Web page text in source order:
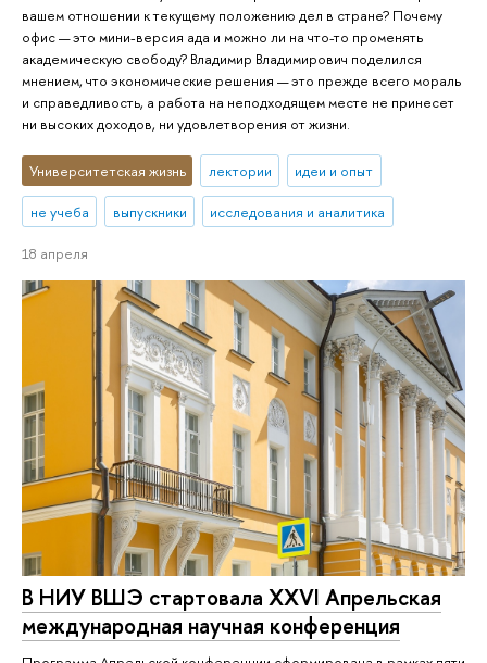
вашем отношении к текущему положению дел в стране? Почему
офис — это мини-версия ада и можно ли на что-то променять
академическую свободу? Владимир Владимирович поделился
мнением, что экономические решения — это прежде всего мораль
и справедливость, а работа на неподходящем месте не принесет
ни высоких доходов, ни удовлетворения от жизни.
Университетская жизнь лектории идеи и опыт
не учеба выпускники исследования и аналитика
18 апреля
В НИУ ВШЭ стартовала XXVI Апрельская
международная научная конференция